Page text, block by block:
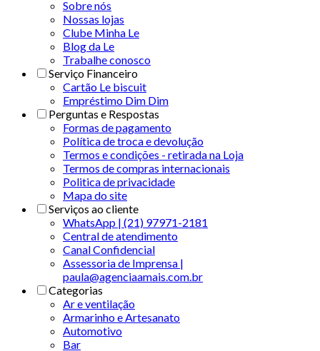
Sobre nós
Nossas lojas
Clube Minha Le
Blog da Le
Trabalhe conosco
Serviço Financeiro
Cartão Le biscuit
Empréstimo Dim Dim
Perguntas e Respostas
Formas de pagamento
Política de troca e devolução
Termos e condições - retirada na Loja
Termos de compras internacionais
Politica de privacidade
Mapa do site
Serviços ao cliente
WhatsApp | (21) 97971-2181
Central de atendimento
Canal Confidencial
Assessoria de Imprensa |
paula@agenciaamais.com.br
Categorias
Ar e ventilação
Armarinho e Artesanato
Automotivo
Bar